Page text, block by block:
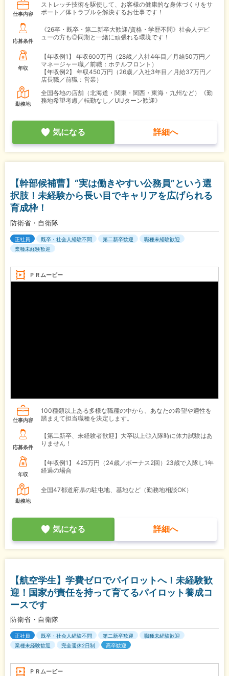
仕事内容
ストレッチ技術を駆使して、お客様の健康的な身体づくりをサ
ポート／体トラブルを解決するお仕事です！
応募条件
《26卒・既卒・第二新卒大歓迎/資格・学歴不問》社会人デビ
ューの方も◎同期と一緒に頑張れる環境です！
年収
【年収例1】
年収600万円（28歳／入社4年目／月給50万円／
マネージャー職／前職：ホテルフロント）
【年収例2】
年収450万円（26歳／入社3年目／月給37万円／
店長職／前職：営業）
勤務地
全国各地の店舗（北海道・関東・関西・東海・九州など）《勤
務地希望考慮／転勤なし／UIJターン歓迎》
気になる 詳細へ
【幹部候補曹】“実は働きやすい公務員”という選
択肢！未経験から長い目でキャリアを広げられる
育成枠！
防衛省・自衛隊
正社員 既卒・社会人経験不問 第二新卒歓迎
職種未経験歓迎
業種未経験歓迎
ＰＲムービー
仕事内容
100種類以上ある多様な職種の中から、あなたの希望や適性を
踏まえて担当職種を決定します。
応募条件
【第二新卒、未経験者歓迎】大卒以上◎入隊時に体力試験はあ
りません！
年収
【年収例1】
425万円（24歳／ボーナス2回）23歳で入隊し1年
経過の場合
勤務地
全国47都道府県の駐屯地、基地など（勤務地相談OK）
気になる 詳細へ
【航空学生】学費ゼロでパイロットへ！未経験歓
迎！国家が責任を持って育てるパイロット養成コ
ースです
防衛省・自衛隊
正社員 既卒・社会人経験不問 第二新卒歓迎
職種未経験歓迎
業種未経験歓迎
完全週休2日制 高卒歓迎
ＰＲムービー